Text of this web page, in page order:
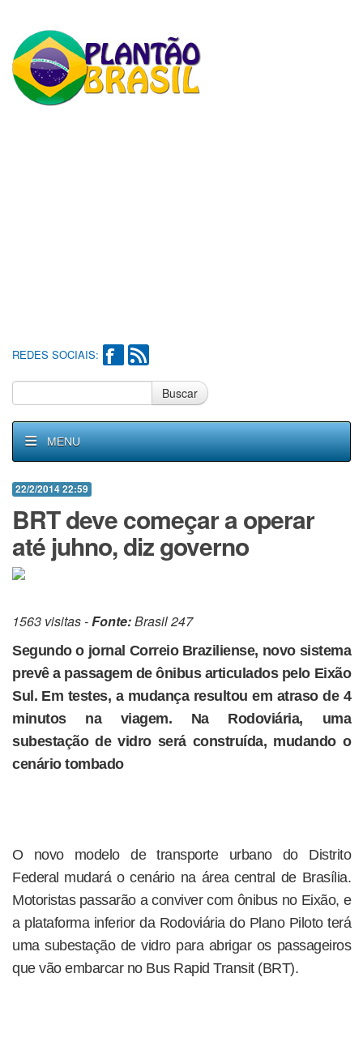
REDES SOCIAIS:
Buscar
MENU
22/2/2014 22:59
BRT deve começar a operar
até juhno, diz governo
1563 visitas -Fonte:Brasil 247
Segundo o jornal Correio Braziliense, novo sistema
prevê a passagem de ônibus articulados pelo Eixão
Sul. Em testes, a mudança resultou em atraso de 4
minutos na viagem. Na Rodoviária, uma
subestação de vidro será construída, mudando o
cenário tombado
O novo modelo de transporte urbano do Distrito
Federal mudará o cenário na área central de Brasília.
Motoristas passarão a conviver com ônibus no Eixão, e
a plataforma inferior da Rodoviária do Plano Piloto terá
uma subestação de vidro para abrigar os passageiros
que vão embarcar no Bus Rapid Transit (BRT).